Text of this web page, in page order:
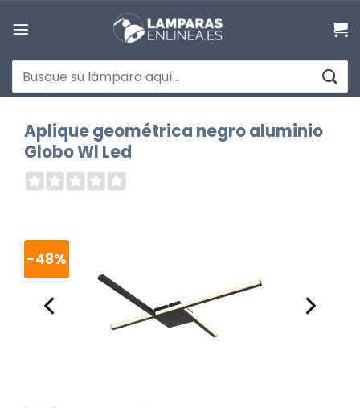
Buscar
por:
Aplique geométrica negro aluminio
Globo Wl Led
-48%